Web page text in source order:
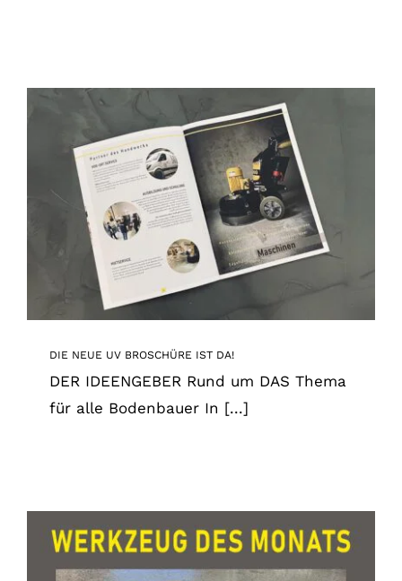
DIE NEUE UV BROSCHÜRE IST DA!
News
DIE NEUE UV BROSCHÜRE IST DA!
DER IDEENGEBER Rund um DAS Thema
für alle Bodenbauer In [...]